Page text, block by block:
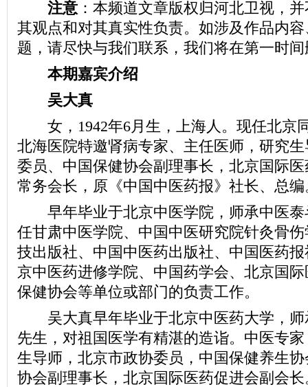
注意 ：本频道文章版权归河北卫视，
其观点和对其真实性负责。如涉及作品内
题，请尽快与我们联系，我们将在第一时
本期嘉宾介绍
吴大真
女，1942年6月生，上海人。现任北京
北海医院特邀肾病专家、主任医师，研究
委员、中国保健协会副理事长，北京国际
常务会长，原《中国中医药报》社长、总编
早年毕业于北京中医学院，师承中医泰
任甘肃中医学院、中国中医研究院针灸骨
技出版社、中国中医药出版社、中国医药
京中医药进修学院、中国药学会、北京国
保健协会等单位或部门的负责工作。
吴大真早年毕业于北京中医药大学，师
先生，对祖国医学有精湛的造诣。中医专
生导师，北京市政协委员，中国保健养生
协会副理事长，北京国际医药促进会副会